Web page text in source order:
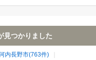
見つかりました
内長野市(763件)